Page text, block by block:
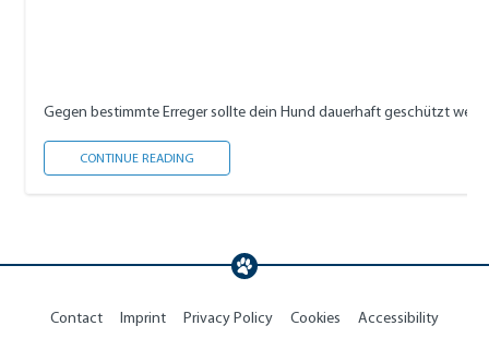
Gegen bestimmte Erreger sollte dein Hund dauerhaft geschützt
CONTINUE READING
Contact Imprint Privacy Policy Cookies Accessibility